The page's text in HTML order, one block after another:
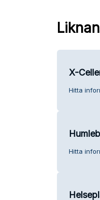
X-
Hitta
Hitta